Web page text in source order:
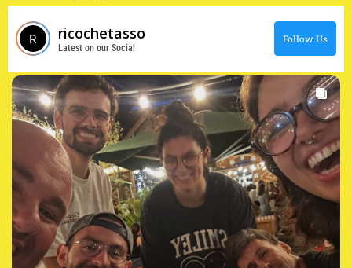
ricochetasso
Latest on our Social
Follow Us